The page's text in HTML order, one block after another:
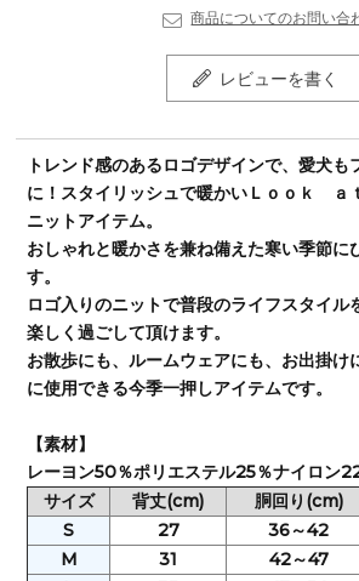
商品についてのお問い合
レビューを書く
トレンド感のあるロゴデザインで、愛犬も
に！スタイリッシュで暖かいＬｏｏｋ ａ
ニットアイテム。
おしゃれと暖かさを兼ね備えた寒い季節に
す。
ロゴ入りのニットで普段のライフスタイル
楽しく過ごして頂けます。
お散歩にも、ルームウェアにも、お出掛け
に使用できる今季一押しアイテムです。
【素材】
レーヨン50％ポリエステル25％ナイロン
サイズ
背丈(cm) 胴回り(cm)
S
27 36～42
M
31 42～47